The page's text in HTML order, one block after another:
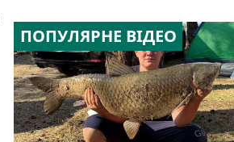
ПОПУЛЯРНЕ ВІДЕО